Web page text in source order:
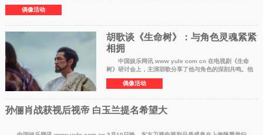
加入其中，两人
偶像活动
胡歌谈《生命树》：与角色灵魂紧紧
相拥
中国娱乐网讯 www yule com cn 在电视剧《生命
树》研讨会上，主演胡歌分享了他与角色的深刻共鸣。他
表示，在接到剧本的瞬间，便与剧中守护自然的英雄多
杰"灵魂紧紧相拥"。打动他的不仅是角色
偶像活动
孙俪肖战获视后视帝 白玉兰提名希望大